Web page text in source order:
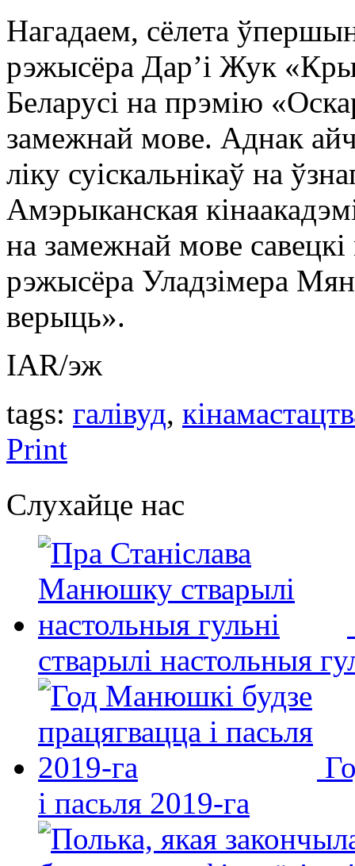
Нагадаем, сёлета
рэжысёра Дар’і Жук
Беларусі на прэмію
замежнай мове. Аднак
ліку суіскальнікаў на
Амэрыканская
на замежнай мове
рэжысёра Уладзімера
верыць».
IAR/эж
tags: галівуд,
Print
Слухайце нас
стварылі настольныя
і пасьля 2019-га